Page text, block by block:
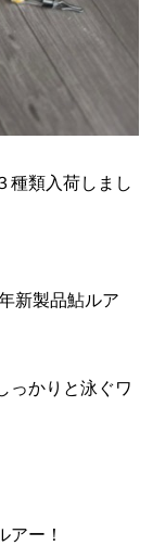
種類入荷しまし
新製品鮎ルア
っかりと泳ぐワ
アー！